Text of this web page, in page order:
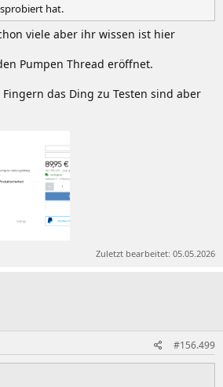
hat.
viele aber ihr wissen ist hier
Pumpen Thread eröffnet.
Fingern das Ding zu Testen sind aber
Zuletzt bearbeitet: 05.05.2026
#156.499